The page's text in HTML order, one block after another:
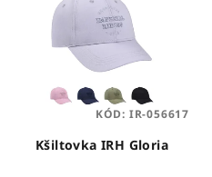
Kšiltovka IRH Gloria
KÓD: IR-056617